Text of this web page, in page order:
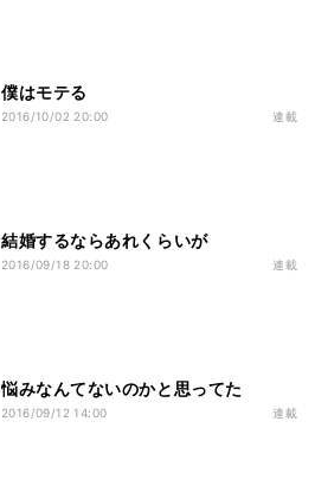
僕はモテる
2016/10/02 20:00 連載
結婚するならあれくらいが
2016/09/18 20:00 連載
悩みなんてないのかと思ってた
2016/09/12 14:00 連載